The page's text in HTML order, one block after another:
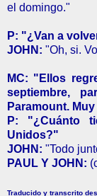
el domingo."
P: "¿Van a
JOHN: "Oh, si.
MC: "Ellos
septiembre,
Paramount.
P: "¿Cuánto
Unidos?"
JOHN: "Todo
PAUL Y JOHN:
Traducido y transcrito